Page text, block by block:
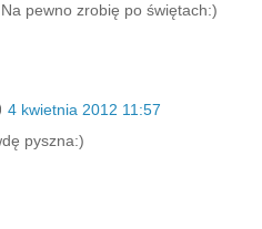
pewno zrobię po świętach:)
4 kwietnia 2012 11:57
pyszna:)